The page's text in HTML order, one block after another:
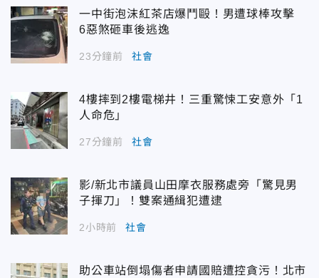
一中街泡沫紅茶店爆鬥毆！男遭球棒攻擊
6惡煞砸車後逃逸
23分鐘前 社會
4樓摔到2樓電梯井！三重驚悚工安意外「1
人命危」
27分鐘前 社會
影/新北市議員山田摩衣服務處旁「驚見男
子揮刀」！雙案通緝犯遭逮
2小時前 社會
助公車站倒塌傷者申請國賠遭控貪污！北市